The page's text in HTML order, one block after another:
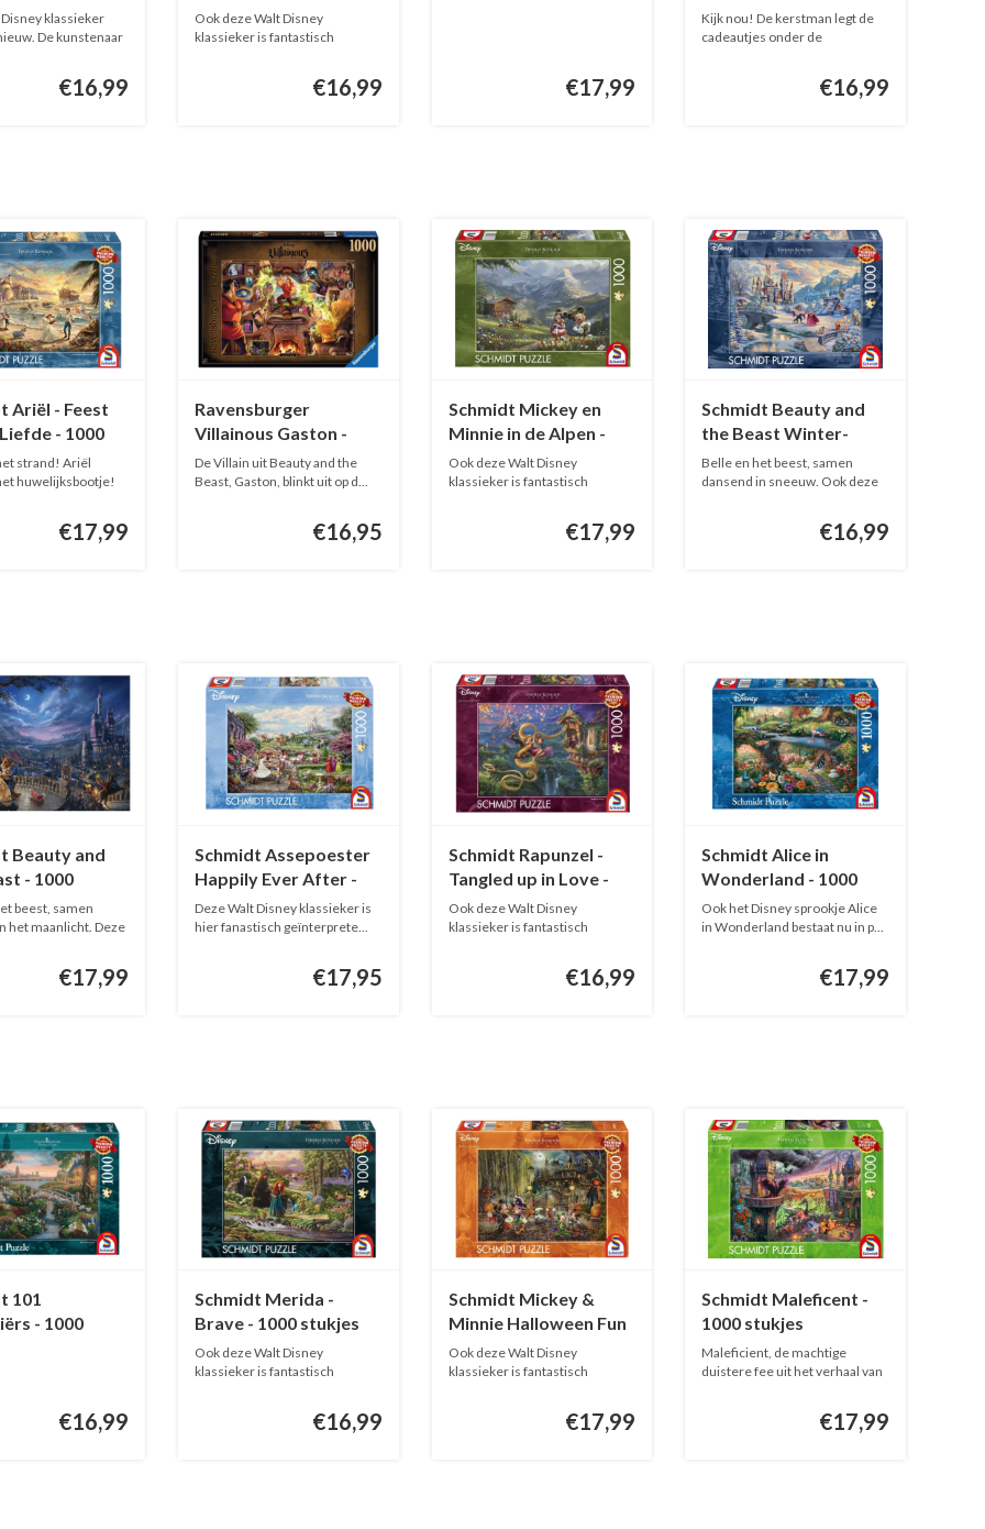
klassieker
De kunstenaar
€16,99
stukjes
Ook deze Walt Disney
klassieker is fantastisch
€16,99 €17,99
Kijk nou! De kerstman legt de
cadeautjes onder de
€16,99
Ariël - Feest
- 1000
strand! Ariël
huwelijksbootje!
€17,99
Ravensburger
Villainous Gaston -
1000 stukjes
De Villain uit Beauty and the
Beast, Gaston, blinkt uit op d...
€16,95
Schmidt Mickey en
Minnie in de Alpen -
1000 stukjes
Ook deze Walt Disney
klassieker is fantastisch
€17,99
Schmidt Beauty and
the Beast Winter-
1000 stukjes
Belle en het beest, samen
dansend in sneeuw. Ook deze
€16,99
Beauty and
- 1000
beest, samen
het maanlicht. Deze
€17,99
Schmidt Assepoester
Happily Ever After -
1000 stukjes
Deze Walt Disney klassieker is
hier fanastisch geïnterprete...
€17,95
Schmidt Rapunzel -
Tangled up in Love -
1000 stukjes
Ook deze Walt Disney
klassieker is fantastisch
€16,99
Schmidt Alice in
Wonderland - 1000
stukjes
Ook het Disney sprookje Alice
in Wonderland bestaat nu in p...
€17,99
101
- 1000
€16,99
Schmidt Merida -
Brave - 1000 stukjes
Ook deze Walt Disney
klassieker is fantastisch
€16,99
Schmidt Mickey &
Minnie Halloween Fun
- 1000 stukjes
Ook deze Walt Disney
klassieker is fantastisch
€17,99
Schmidt Maleficent -
1000 stukjes
Maleficient, de machtige
duistere fee uit het verhaal van
€17,99